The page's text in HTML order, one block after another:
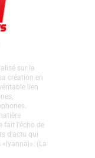
sur la
création en
lien
fait l’écho de
d'actu qui
(La